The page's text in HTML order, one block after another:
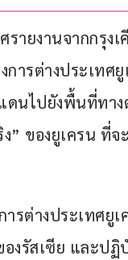
รายงานจากกรุง
การต่างประเท
ดนไปยังพื้นที่ทา
” ของยูเครน ที่จ
ารต่างประเทศยู
งรัสเซีย และป